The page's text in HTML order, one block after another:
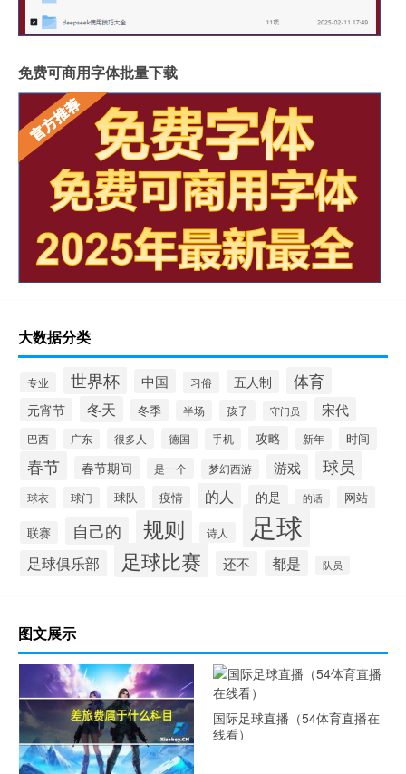
免费可商用字体批量下载
大数据分类
专业 世界杯 中国 习俗 五人制 体育
元宵节 冬天 冬季 半场 孩子 守门员 宋代
巴西 广东 很多人 德国 手机 攻略 新年 时间
春节 春节期间 是一个 梦幻西游 游戏 球员
球衣 球门 球队 疫情 的人 的是 的话 网站
联赛 自己的 规则 诗人 足球
足球俱乐部 足球比赛 还不 都是 队员
图文展示
国际足球直播（54体育直播在
线看）